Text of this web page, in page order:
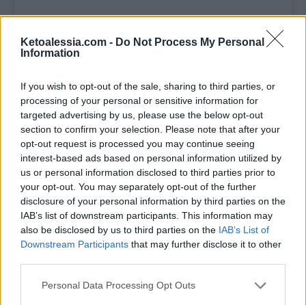
Ketoalessia.com - Do Not Process My Personal
Information
If you wish to opt-out of the sale, sharing to third parties, or
processing of your personal or sensitive information for
targeted advertising by us, please use the below opt-out
section to confirm your selection. Please note that after your
opt-out request is processed you may continue seeing
interest-based ads based on personal information utilized by
us or personal information disclosed to third parties prior to
your opt-out. You may separately opt-out of the further
disclosure of your personal information by third parties on the
IAB’s list of downstream participants. This information may
also be disclosed by us to third parties on the IAB’s List of
Downstream Participants that may further disclose it to other
Personal Data Processing Opt Outs
Aggiungi l’uovo leggermente
sbattuto e impasta. Otterrai un
appiccicoso.
Se non hai l’impastatrice fai a mano,
è lo stesso!
Adesso spolverizza la fibra di avena
sul tavolo da lavoro, con l’aiuto di
un colino.
Finisci di impastare il panetto fino a